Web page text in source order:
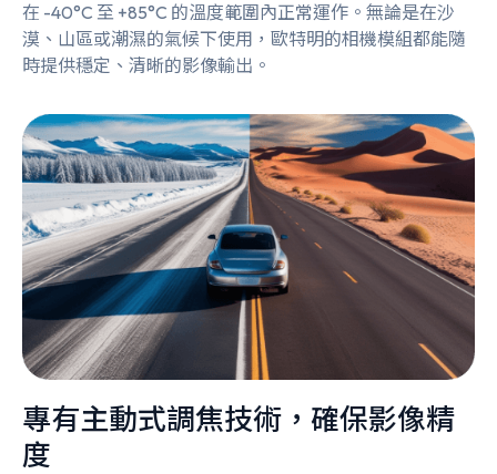
在 -40°C 至 +85°C 的溫度範圍內正常運作。無論是在沙
漠、山區或潮濕的氣候下使用，歐特明的相機模組都能隨
時提供穩定、清晰的影像輸出。
專有主動式調焦技術，確保影像精
度